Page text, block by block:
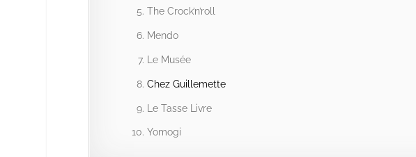
The Crock’n’roll
Mendo
Le Musée
Chez Guillemette
Le Tasse Livre
Yomogi